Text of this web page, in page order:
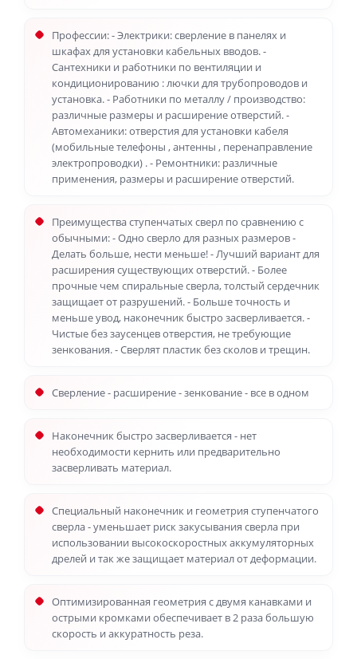
Профессии: - Электрики: сверление в панелях и
шкафах для установки кабельных вводов. -
Сантехники и работники по вентиляции и
кондиционированию : лючки для трубопроводов и
установка. - Работники по металлу / производство:
различные размеры и расширение отверстий. -
Автомеханики: отверстия для установки кабеля
(мобильные телефоны , антенны , перенаправление
электропроводки) . - Ремонтники: различные
применения, размеры и расширение отверстий.
Преимущества ступенчатых сверл по сравнению с
обычными: - Одно сверло для разных размеров -
Делать больше, нести меньше! - Лучший вариант для
расширения существующих отверстий. - Более
прочные чем спиральные сверла, толстый сердечник
защищает от разрушений. - Больше точность и
меньше увод, наконечник быстро засверливается. -
Чистые без заусенцев отверстия, не требующие
зенкования. - Сверлят пластик без сколов и трещин.
Сверление - расширение - зенкование - все в одном
Наконечник быстро засверливается - нет
необходимости кернить или предварительно
засверливать материал.
Специальный наконечник и геометрия ступенчатого
сверла - уменьшает риск закусывания сверла при
использовании высокоскоростных аккумуляторных
дрелей и так же защищает материал от деформации.
Оптимизированная геометрия с двумя канавками и
острыми кромками обеспечивает в 2 раза большую
скорость и аккуратность реза.